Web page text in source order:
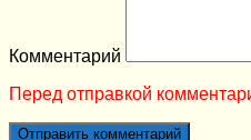
Комментарий
Перед отправкой